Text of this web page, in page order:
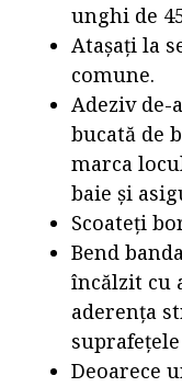
unghi de
Atașați la
comune.
Adeziv
bucată de
marca
baie și
Scoateți
Bend
încălzit cu
aderența
Deoarece